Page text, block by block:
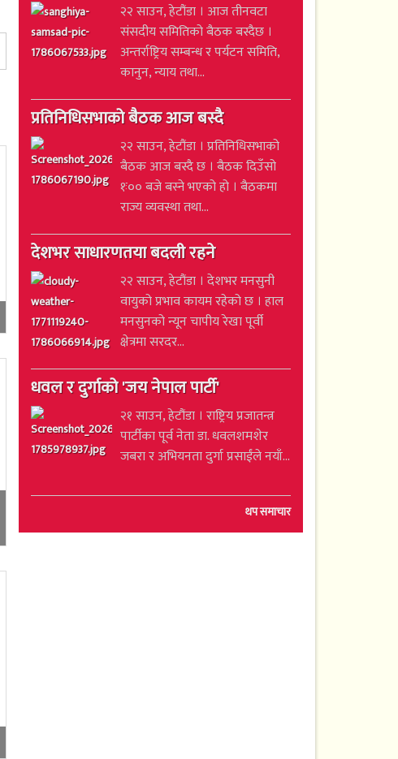
२२ साउन, हेटौंडा । आज तीनवटा
संसदीय समितिको बैठक बस्दैछ ।
अन्तर्राष्ट्रिय सम्बन्ध र पर्यटन समिति,
कानुन, न्याय तथा...
प्रतिनिधिसभाको बैठक आज बस्दै
२२ साउन, हेटौंडा । प्रतिनिधिसभाको
बैठक आज बस्दै छ । बैठक दिउँसो
१ः०० बजे बस्ने भएको हो । बैठकमा
राज्य व्यवस्था तथा...
देशभर साधारणतया बदली रहने
२२ साउन, हेटौंडा । देशभर मनसुनी
वायुको प्रभाव कायम रहेको छ । हाल
मनसुनको न्यून चापीय रेखा पूर्वी
क्षेत्रमा सरदर...
धवल र दुर्गाको 'जय नेपाल पार्टी'
२१ साउन, हेटौंडा । राष्ट्रिय प्रजातन्त्र
पार्टीका पूर्व नेता डा. धवलशमशेर
जबरा र अभियनता दुर्गा प्रसाईंले नयाँ...
थप समाचार